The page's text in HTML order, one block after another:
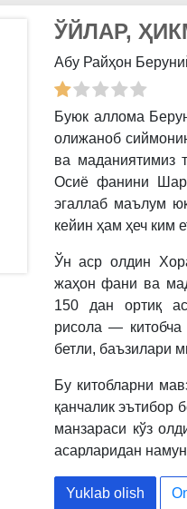
ЎЙЛАР,
Абу Райҳон
Буюк аллома
олижаноб
ва маданиятимиз
Осиё фанини
эгаллаб маълум
кейин ҳам ҳеч ким
Ўн аср олдин
жаҳон фани ва
150 дан ортиқ
рисола —
бетли, баъзилари
Бу китобларни
қанчалик эътибор
манзараси кўз
асарларидан
Yuklab olish